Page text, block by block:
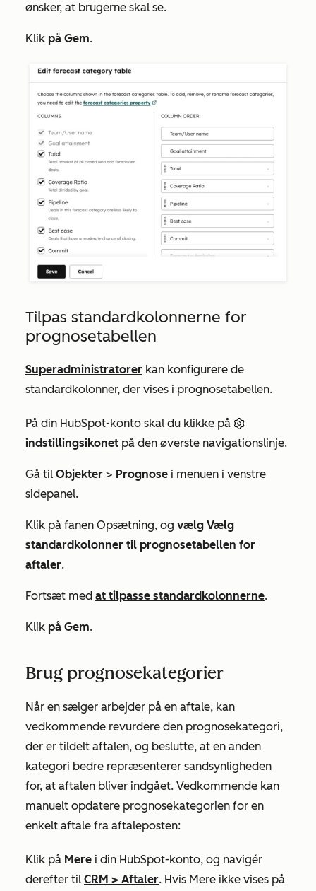
ønsker, at brugerne skal se.
Klik på Gem.
Tilpas standardkolonnerne for
prognosetabellen
Superadministratorer kan konfigurere de
standardkolonner, der vises i prognosetabellen.
På din HubSpot-konto skal du klikke på
indstillingsikonet på den øverste navigationslinje.
Gå til Objekter > Prognose i menuen i venstre
sidepanel.
Klik på fanen Opsætning, og vælg Vælg
standardkolonner til prognosetabellen for
aftaler.
Fortsæt med at tilpasse standardkolonnerne.
Klik på Gem.
Brug prognosekategorier
Når en sælger arbejder på en aftale, kan
vedkommende revurdere den prognosekategori,
der er tildelt aftalen, og beslutte, at en anden
kategori bedre repræsenterer sandsynligheden
for, at aftalen bliver indgået. Vedkommende kan
manuelt opdatere prognosekategorien for en
enkelt aftale fra aftaleposten:
Klik på Mere i din HubSpot-konto, og navigér
derefter til CRM > Aftaler. Hvis Mere ikke vises på